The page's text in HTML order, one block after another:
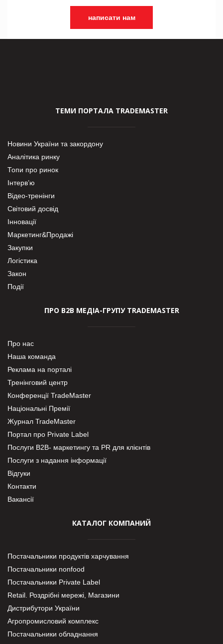
написати нам
ТЕМИ ПОРТАЛА TRADEMASTER
Новини України та закордону
Аналітика ринку
Топи про ринок
Інтерв’ю
Відео-тренінги
Світовий досвід
Інновації
Маркетинг&Продажі
Закупки
Логістика
Закон
Події
ПРО В2В МЕДІА-ГРУПУ TRADEMASTER
Про нас
Наша команда
Реклама на порталі
Тренінговий центр
Конференції TradeMaster
Національні Премії
Журнал TradeMaster
Портал про Private Label
Послуги В2В- маркетингу та PR для клієнтів
Послуги з надання інформації
Відгуки
Контакти
Вакансії
КАТАЛОГ КОМПАНИЙ
Постачальники продуктів харчування
Постачальники nonfood
Постачальники Private Label
Retail. Роздрібні мережі, Магазини
Дистрибутори України
Агропромисловий комплекс
Постачальники обладнання